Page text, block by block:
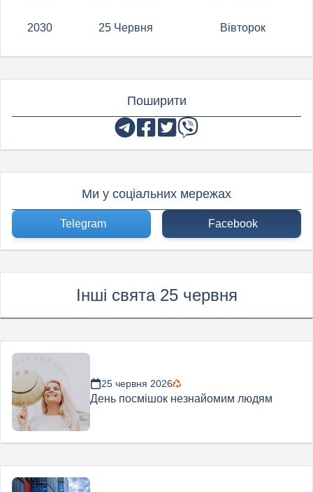
2030 25 Червня Вівторок
Поширити
Ми у соціальних мережах
Telegram Facebook
Інші свята 25 червня
25 червня 2026
День посмішок незнайомим людям